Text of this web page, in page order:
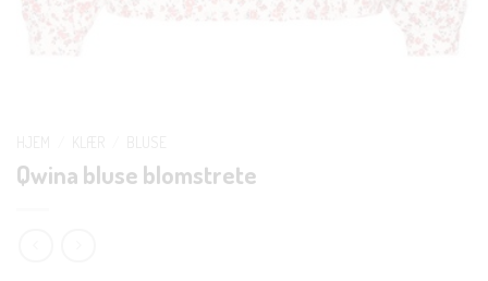
Qwina bluse blomstrete